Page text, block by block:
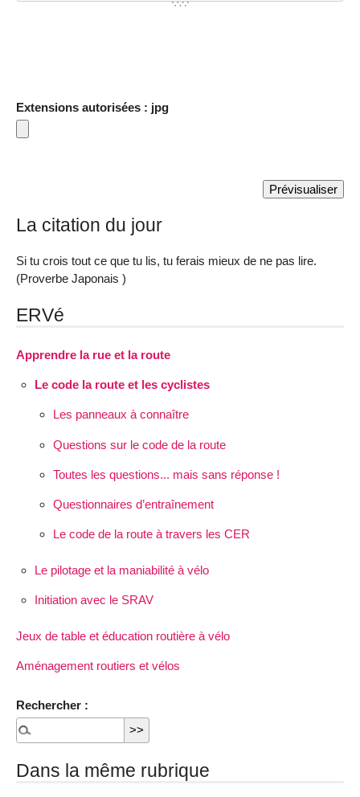
Extensions autorisées : jpg
La citation du jour
Si tu crois tout ce que tu lis, tu ferais mieux de ne pas lire.
(Proverbe Japonais )
ERVé
Apprendre la rue et la route
Le code la route et les cyclistes
Les panneaux à connaître
Questions sur le code de la route
Toutes les questions... mais sans réponse !
Questionnaires d’entraînement
Le code de la route à travers les CER
Le pilotage et la maniabilité à vélo
Initiation avec le SRAV
Jeux de table et éducation routière à vélo
Aménagement routiers et vélos
Rechercher :
Dans la même rubrique